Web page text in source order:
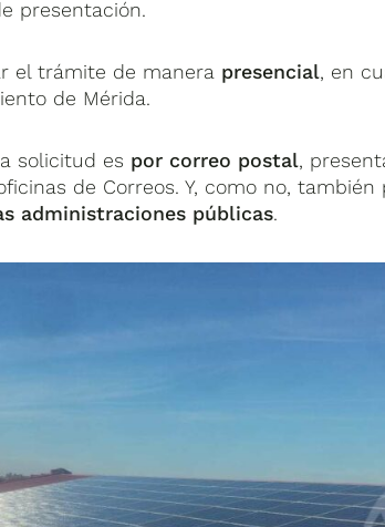
presentación.
el trámite de manera presencial, en
de Mérida.
solicitud es por correo postal,
de Correos. Y, como no,
administraciones públicas.